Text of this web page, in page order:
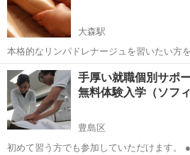
大森駅
本格的なリンパドレナージュを習いたい方を募
ルを使用し全身のリンパの流れを促進する施術です。
マンツーマンレッスン、生徒さん同士のレ
応いたします。 料金は都度...
東京 大田区 大森駅 美容健康
手厚い就職個別サポ
無料体験入学（ソフ
豊島区
初めて習う方でも参加していただけます。